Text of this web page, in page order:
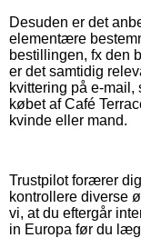
Desuden er det
elementære
bestillingen, fx den
er det samtidig
kvittering på e-
købet af Café
kvinde eller mand.
Trustpilot forærer
kontrollere diverse
vi, at du eftergår
in Europa før du